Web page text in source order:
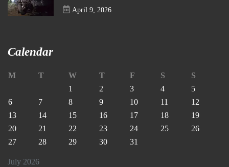
April 9, 2026
Calendar
July 2026
M T W T F S
S
1
2 3 4
5
6
7 8 9 10 11
12
13
14 15 16 17 18
19
20
21 22 23 24 25
26
27
28 29 30 31